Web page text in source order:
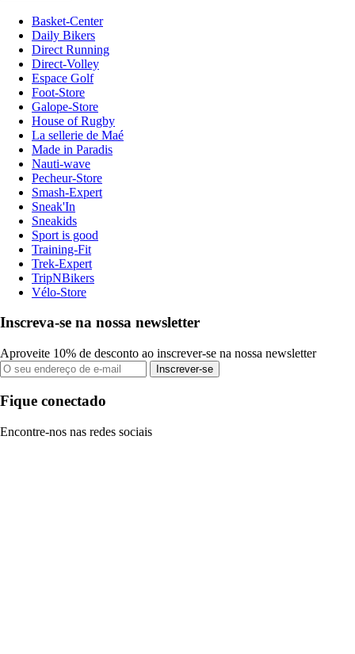
Basket-Center
Daily Bikers
Direct Running
Direct-Volley
Espace Golf
Foot-Store
Galope-Store
House of Rugby
La sellerie de Maé
Made in Paradis
Nauti-wave
Pecheur-Store
Smash-Expert
Sneak'In
Sneakids
Sport is good
Training-Fit
Trek-Expert
TripNBikers
Vélo-Store
Inscreva-se na nossa newsletter
Aproveite 10% de desconto ao inscrever-se na nossa newsletter
Inscrever-se
Fique conectado
Encontre-nos nas redes sociais